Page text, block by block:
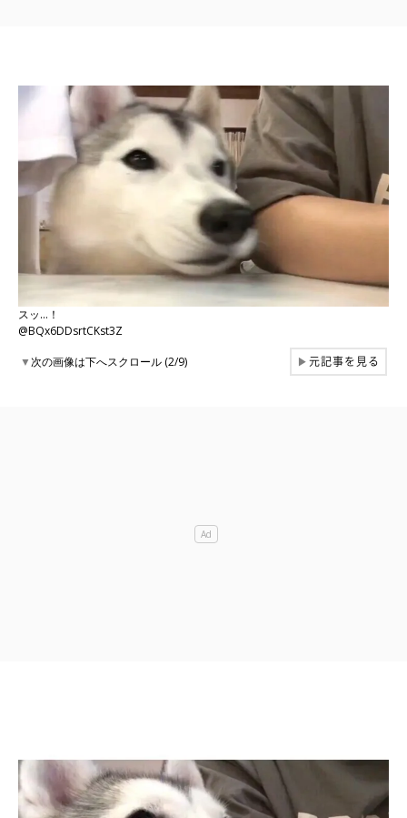
スッ…！
@BQx6DDsrtCKst3Z
▼次の画像は下へスクロール (2/9) ▶元記事を見る